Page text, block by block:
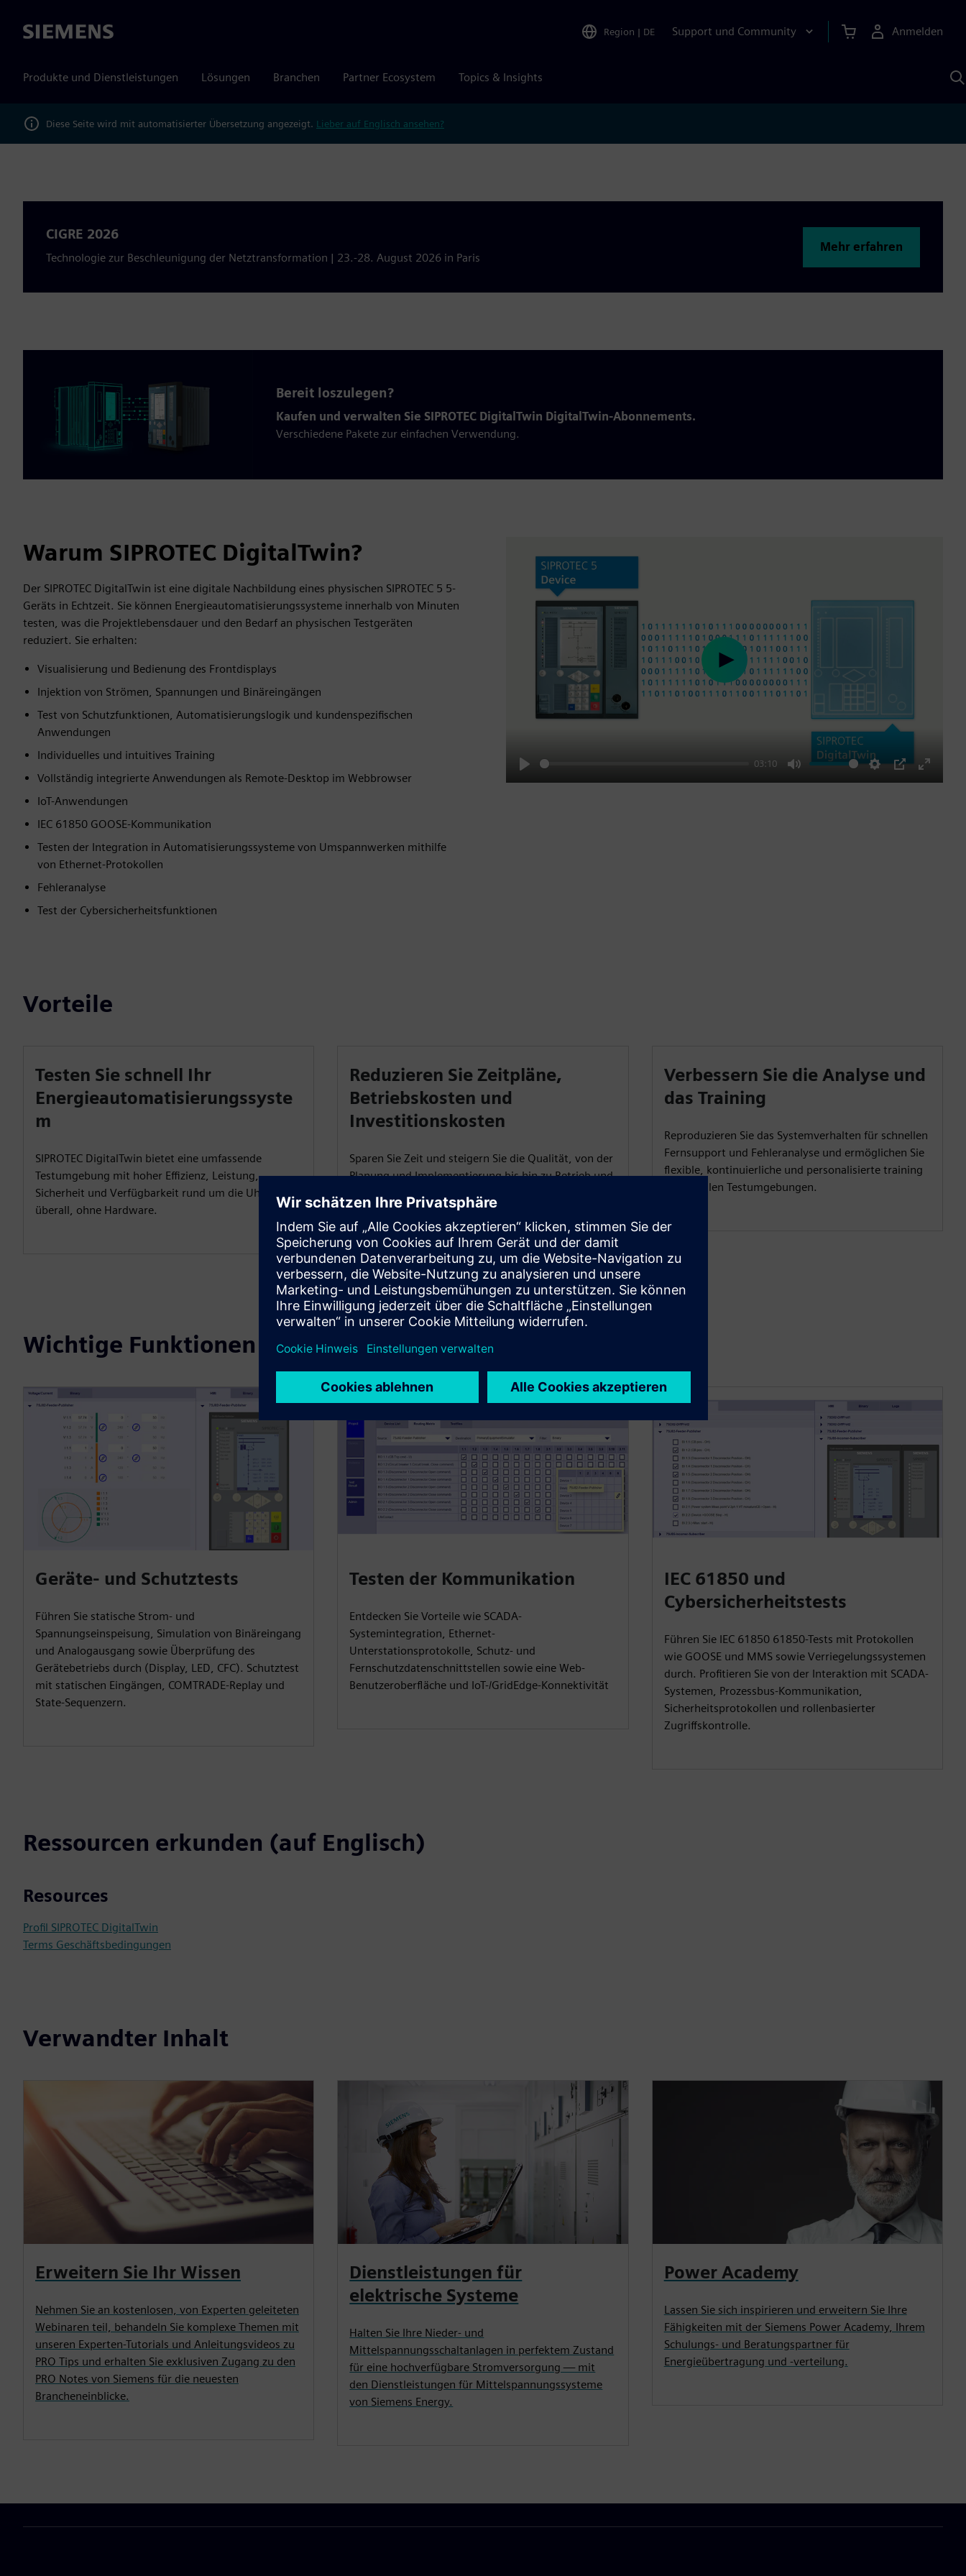
Siemens Region | DE Support und Community Anmelden
Produkte und Dienstleistungen Lösungen Branchen Partner Ecosystem Topics & Insights
KI
Diese Seite wird mit automatisierter Übersetzung angezeigt. Lieber auf Englisch ansehen?
CIGRE 2026
Technologie zur Beschleunigung der Netztransformation | 23.-28. August 2026 in Paris
Mehr erfahren
Bereit loszulegen?
Kaufen und verwalten Sie SIPROTEC DigitalTwin DigitalTwin-Abonnements.
Verschiedene Pakete zur einfachen Verwendung.
Warum SIPROTEC DigitalTwin?
Der SIPROTEC DigitalTwin ist eine digitale Nachbildung eines physischen SIPROTEC 5 5-
Geräts in Echtzeit. Sie können Energieautomatisierungssysteme innerhalb von Minuten
testen, was die Projektlebensdauer und den Bedarf an physischen Testgeräten
reduziert. Sie erhalten:
Visualisierung und Bedienung des Frontdisplays
Injektion von Strömen, Spannungen und Binäreingängen
Test von Schutzfunktionen, Automatisierungslogik und kundenspezifischen
Anwendungen
Individuelles und intuitives Training
Vollständig integrierte Anwendungen als Remote-Desktop im Webbrowser
IoT-Anwendungen
IEC 61850 GOOSE-Kommunikation
Testen der Integration in Automatisierungssysteme von Umspannwerken mithilfe
von Ethernet-Protokollen
Fehleranalyse
Test der Cybersicherheitsfunktionen
Play
03:10
Mute Settings
PIP
Enter
Play
Vorteile
Testen Sie schnell Ihr
Energieautomatisierungssyste
m
SIPROTEC DigitalTwin bietet eine umfassende
Testumgebung mit hoher Effizienz, Leistung,
Sicherheit und Verfügbarkeit rund um die Uhr von
überall, ohne Hardware.
Reduzieren Sie Zeitpläne,
Betriebskosten und
Investitionskosten
Sparen Sie Zeit und steigern Sie die Qualität, von der
Planung und Implementierung bis hin zu Betrieb und
Wartung. Minimieren Sie die Betriebskosten durch
kürzere Ausfälle und höhere Verfügbarkeit und
reduzieren Sie die Investitionen in Testgeräte.
Verbessern Sie die Analyse und
das Training
Reproduzieren Sie das Systemverhalten für schnellen
Fernsupport und Fehleranalyse und ermöglichen Sie
flexible, kontinuierliche und personalisierte training
in virtuellen Testumgebungen.
Wichtige Funktionen
Geräte- und Schutztests
Führen Sie statische Strom- und
Spannungseinspeisung, Simulation von Binäreingang
und Analogausgang sowie Überprüfung des
Gerätebetriebs durch (Display, LED, CFC). Schutztest
mit statischen Eingängen, COMTRADE-Replay und
State-Sequenzern.
Testen der Kommunikation
Entdecken Sie Vorteile wie SCADA-
Systemintegration, Ethernet-
Unterstationsprotokolle, Schutz- und
Fernschutzdatenschnittstellen sowie eine Web-
Benutzeroberfläche und IoT-/GridEdge-Konnektivität
IEC 61850 und
Cybersicherheitstests
Führen Sie IEC 61850 61850-Tests mit Protokollen
wie GOOSE und MMS sowie Verriegelungssystemen
durch. Profitieren Sie von der Interaktion mit SCADA-
Systemen, Prozessbus-Kommunikation,
Sicherheitsprotokollen und rollenbasierter
Zugriffskontrolle.
Ressourcen erkunden (auf Englisch)
Resources
Profil SIPROTEC DigitalTwin
Terms Geschäftsbedingungen
Verwandter Inhalt
Erweitern Sie Ihr Wissen
Nehmen Sie an kostenlosen, von Experten geleiteten
Webinaren teil, behandeln Sie komplexe Themen mit
unseren Experten-Tutorials und Anleitungsvideos zu
PRO Tips und erhalten Sie exklusiven Zugang zu den
PRO Notes von Siemens für die neuesten
Brancheneinblicke.
Dienstleistungen für
elektrische Systeme
Halten Sie Ihre Nieder- und
Mittelspannungsschaltanlagen in perfektem Zustand
für eine hochverfügbare Stromversorgung — mit
den Dienstleistungen für Mittelspannungssysteme
von Siemens Energy.
Power Academy
Lassen Sie sich inspirieren und erweitern Sie Ihre
Fähigkeiten mit der Siemens Power Academy, Ihrem
Schulungs- und Beratungspartner für
Energieübertragung und -verteilung.